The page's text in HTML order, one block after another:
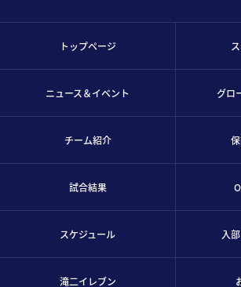
トップページ
ニュース＆イベント
チーム紹介
試合結果
スケジュール
滝二イレブン
グロ
入